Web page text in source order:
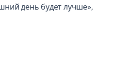
день будет лучше»,